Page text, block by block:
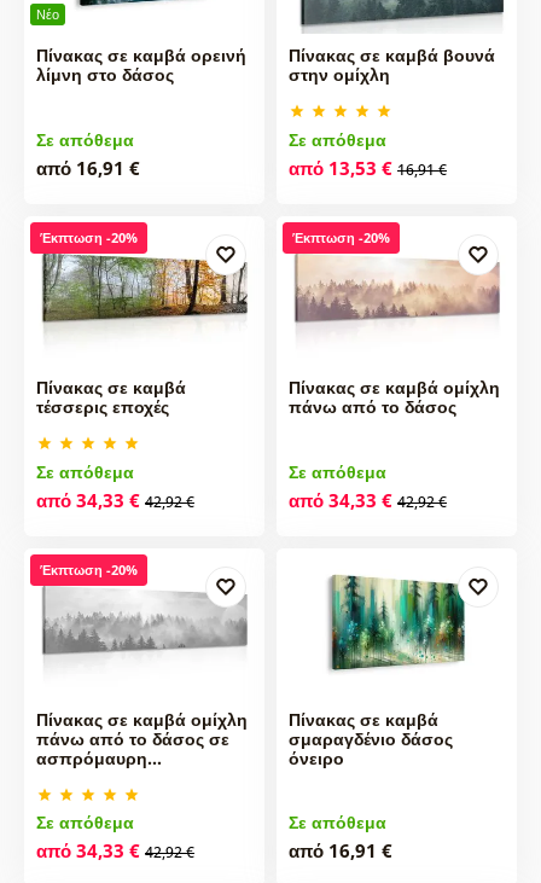
Νέο
Πίνακας σε καμβά ορεινή
λίμνη στο δάσος
Σε απόθεμα
από 16,91 €
Πίνακας σε καμβά βουνά
στην ομίχλη
Σε απόθεμα
από 13,53 € 16,91 €
Έκπτωση -20%
Πίνακας σε καμβά
τέσσερις εποχές
Σε απόθεμα
από 34,33 € 42,92 €
Έκπτωση -20%
Πίνακας σε καμβά ομίχλη
πάνω από το δάσος
Σε απόθεμα
από 34,33 € 42,92 €
Έκπτωση -20%
Πίνακας σε καμβά ομίχλη
πάνω από το δάσος σε
ασπρόμαυρη…
Σε απόθεμα
από 34,33 € 42,92 €
Πίνακας σε καμβά
σμαραγδένιο δάσος
όνειρο
Σε απόθεμα
από 16,91 €